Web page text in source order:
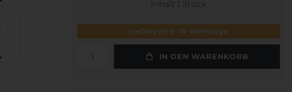
Inhalt 1 Stück
Lieferzeit 6-10 Werktage
IN DEN WARENKORB